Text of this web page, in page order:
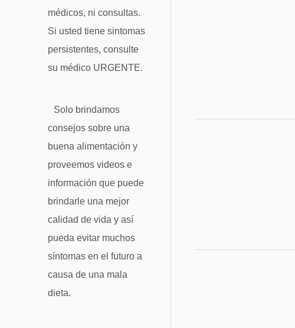
médicos, ni consultas.
Si usted tiene sintomas
persistentes, consulte
su médico URGENTE.
Solo brindamos
consejos sobre una
buena alimentación y
proveemos videos e
información que puede
brindarle una mejor
calidad de vida y así
pueda evitar muchos
síntomas en el futuro a
causa de una mala
dieta.